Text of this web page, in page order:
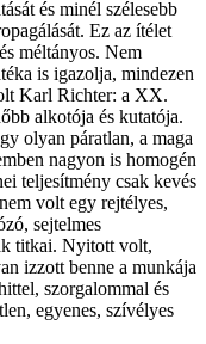
és minél szélesebb
Ez az ítélet
méltányos. Nem
is igazolja, mindezen
Karl Richter: a XX.
alkotója és kutatója.
olyan páratlan, a maga
nagyon is homogén
teljesítmény csak kevés
volt egy rejtélyes,
sejtelmes
titkai. Nyitott volt,
izzott benne a munkája
szorgalommal és
egyenes, szívélyes